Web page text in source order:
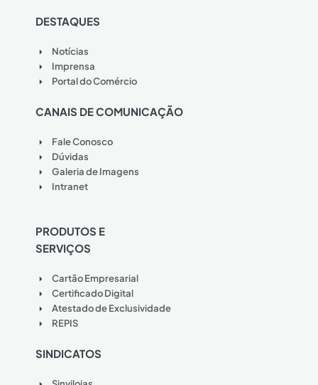
DESTAQUES
Notícias
Imprensa
Portal do Comércio
CANAIS DE COMUNICAÇÃO
Fale Conosco
Dúvidas
Galeria de Imagens
Intranet
PRODUTOS E
SERVIÇOS
Cartão Empresarial
Certificado Digital
Atestado de Exclusividade
REPIS
SINDICATOS